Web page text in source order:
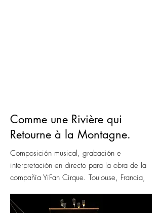
Comme une Rivière qui
Retourne à la Montagne.
​Composición musical, grabación e
interpretación en directo para la obra de la
compañía YiFan Cirque. Toulouse, Francia,